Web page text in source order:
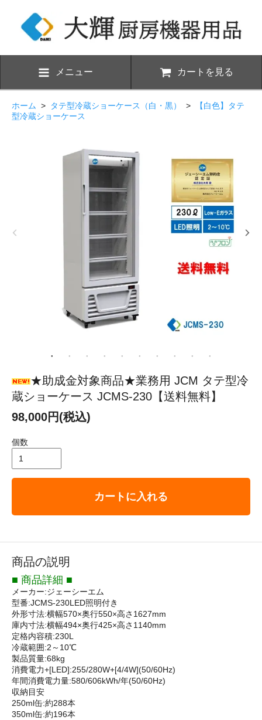
メニュー カートを見る
ホーム > タテ型冷蔵ショーケース（白・黒） >
【白色】タテ
型冷蔵ショーケース
★助成金対象商品★業務用 JCM タテ型冷
蔵ショーケース JCMS-230【送料無料】
98,000円(税込)
個数
カートに入れる
商品の説明
■ 商品詳細 ■
メーカー:ジェーシーエム
型番:JCMS-230LED照明付き
外形寸法:横幅570×奥行550×高さ1627mm
庫内寸法:横幅494×奥行425×高さ1140mm
定格内容積:230L
冷蔵範囲:2～10℃
製品質量:68kg
消費電力+[LED]:255/280W+[4/4W](50/60Hz)
年間消費電力量:580/606kWh/年(50/60Hz)
収納目安
250ml缶:約288本
350ml缶:約196本